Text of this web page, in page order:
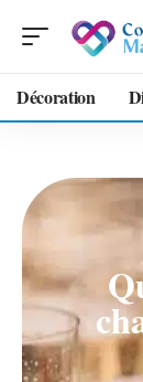
Décoration